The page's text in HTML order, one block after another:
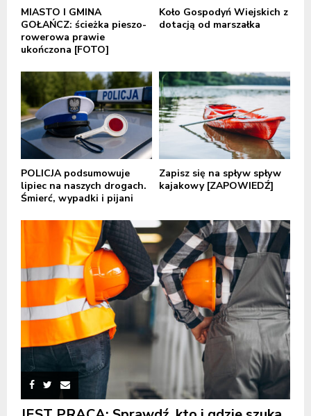
MIASTO I GMINA
GOŁAŃCZ: ścieżka pieszo-
rowerowa prawie
ukończona [FOTO]
Koło Gospodyń Wiejskich z
dotacją od marszałka
POLICJA podsumowuje
lipiec na naszych drogach.
Śmierć, wypadki i pijani
Zapisz się na spływ spływ
kajakowy [ZAPOWIEDŹ]